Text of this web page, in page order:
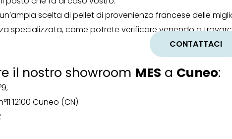
scelta di pellet di provenienza francese delle
specializzata, come potrete verificare venendo a
CONTATTACI
il nostro showroom MES a Cuneo:
12100 Cuneo (CN)